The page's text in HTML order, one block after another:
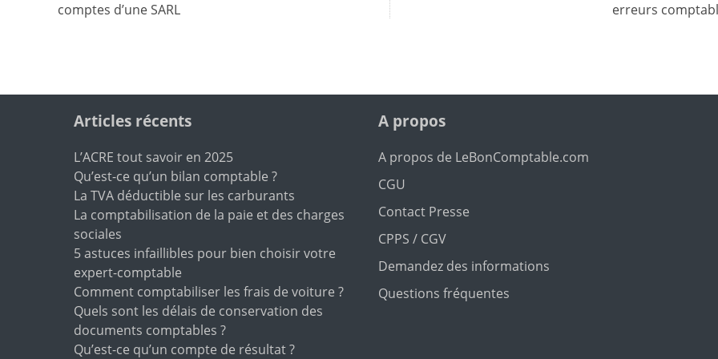
l’article
comptes d’une SARL erreurs
Articles récents
L’ACRE tout savoir en 2025
Qu’est-ce qu’un bilan comptable ?
La TVA déductible sur les carburants
La comptabilisation de la paie et des charges
sociales
5 astuces infaillibles pour bien choisir votre
expert-comptable
Comment comptabiliser les frais de voiture ?
Quels sont les délais de conservation des
documents comptables ?
Qu’est-ce qu’un compte de résultat ?
A propos
A propos de LeBonComptable.com
CGU
Contact Presse
CPPS / CGV
Demandez des informations
Questions fréquentes